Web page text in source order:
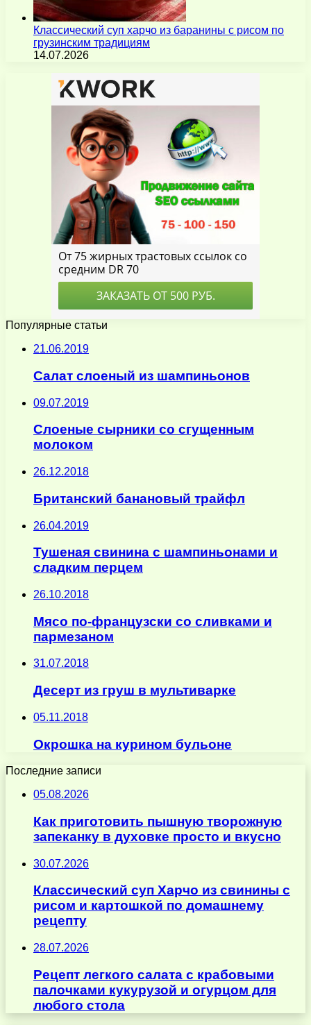
Классический суп харчо из баранины с рисом по
грузинским традициям
14.07.2026
Популярные статьи
21.06.2019
Салат слоеный из шампиньонов
09.07.2019
Слоеные сырники со сгущенным
молоком
26.12.2018
Британский банановый трайфл
26.04.2019
Тушеная свинина с шампиньонами и
сладким перцем
26.10.2018
Мясо по-французски со сливками и
пармезаном
31.07.2018
Десерт из груш в мультиварке
05.11.2018
Окрошка на курином бульоне
Последние записи
05.08.2026
Как приготовить пышную творожную
запеканку в духовке просто и вкусно
30.07.2026
Классический суп Харчо из свинины с
рисом и картошкой по домашнему
рецепту
28.07.2026
Рецепт легкого салата с крабовыми
палочками кукурузой и огурцом для
любого стола